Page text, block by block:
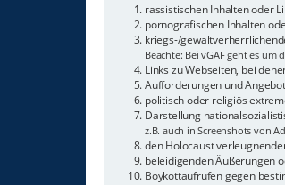
rassistischen Inhalten oder
pornografischen Inhalten
kriegs-/
Beachte: Bei vGAF geht es
Links zu Webseiten, bei
Aufforderungen und
politisch oder religiös
Darstellung
z.B. auch in Screenshots von
den Holocaust
beleidigenden Äußerungen
Boykottaufrufen gegen